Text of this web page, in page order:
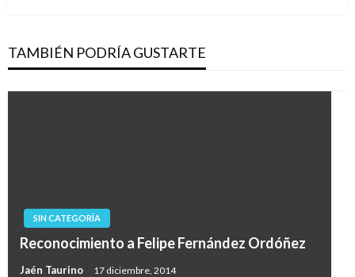
TAMBIÉN PODRÍA GUSTARTE
SIN CATEGORÍA
Reconocimiento a Felipe Fernández Ordóñez
Jaén Taurino 17 diciembre, 2014